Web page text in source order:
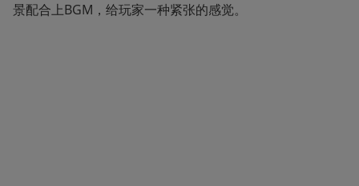
景配合上BGM，给玩家一种紧张的感觉。